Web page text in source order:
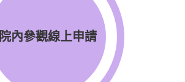
院內參觀線上申請